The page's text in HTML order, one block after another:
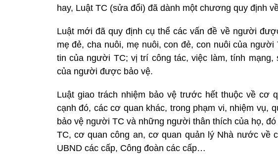
hay, Luật TC (sửa đổi) đã dành một chương quy định
Luật mới đã quy định cụ thể các vấn đề về người
mẹ đẻ, cha nuôi, mẹ nuôi, con đẻ, con nuôi của
tin của người TC; vị trí công tác, việc làm, tính
của người được bảo vệ.
Luật giao trách nhiệm bảo vệ trước hết thuộc về cơ
cạnh đó, các cơ quan khác, trong phạm vi, nhiệm vụ,
bảo vệ người TC và những người thân thích của họ,
TC, cơ quan công an, cơ quan quản lý Nhà nước về
UBND các cấp, Công đoàn các cấp…